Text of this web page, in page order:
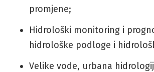
promjene;
Hidrološki monitoring i
hidrološke podloge i
Velike vode, urbana